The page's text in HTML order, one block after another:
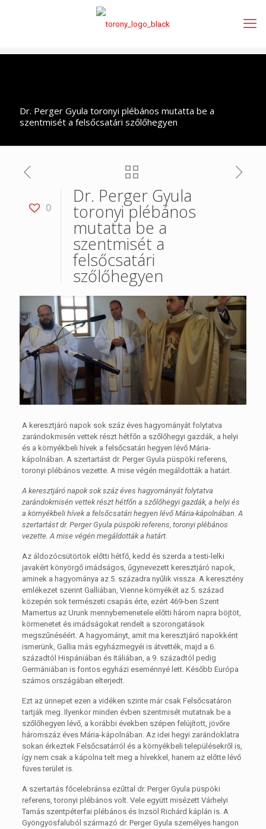
Dr. Perger Gyula toronyi plébános mutatta be a
szentmisét a felsőcsatári szőlőhegyen
0
Dr. Perger Gyula
toronyi plébános
mutatta be a
szentmisét a
felsőcsatári
szőlőhegyen
A keresztjáró napok sok száz éves hagyományát folytatva
zarándokmisén vettek részt hétfőn a szőlőhegyi gazdák, a helyi
és a környékbeli hívek a felsőcsatári hegyen lévő Mária-
kápolnában. A szertartást dr. Perger Gyula püspöki referens,
toronyi plébános vezette. A mise végén megáldották a határt.
A keresztjáró napok sok száz éves hagyományát folytatva
zarándokmisén vettek részt hétfőn a szőlőhegyi gazdák, a helyi és
a környékbeli hívek a felsőcsatári hegyen lévő Mária-kápolnában. A
szertartást dr. Perger Gyula püspöki referens, toronyi plébános
vezette. A mise végén megáldották a határt.
Az áldozócsütörtök előtti hétfő, kedd és szerda a testi-lelki
javakért könyörgő imádságos, űgynevezett keresztjáró napok,
aminek a hagyománya az 5. századra nyűlik vissza. A keresztény
emlékezet szerint Galliában, Vienne környékét az 5. század
közepén sok természeti csapás érte, ezért 469-ben Szent
Mamertus az Urunk mennybemenetele előtti három napra böjtöt,
körmenetet és imádságokat rendelt a szorongatások
megszűnéséért. A hagyományt, amit ma keresztjáró napokként
ismerünk, Gallia más egyházmegyéi is átvették, majd a 6.
századtól Hispániában és Itáliában, a 9. századtól pedig
Germániában is fontos egyházi eseménnyé lett. Később Európa
számos országában elterjedt.
Ezt az ünnepet ezen a vidéken szinte már csak Felsőcsatáron
tartják meg. Ilyenkor minden évben szentmisét mutatnak be a
szőlőhegyen lévő, a korábbi években szépen felújított, jövőre
háromszáz éves Mária-kápolnában. Az idei hegyi zarándoklatra
sokan érkeztek Felsőcsatárról és a környékbeli településekről is,
így nem csak a kápolna telt meg a hívekkel, hanem az előtte lévő
füves terület is.
A szertartás főcelebránsa ezűttal dr. Perger Gyula püspöki
referens, toronyi plébános volt. Vele együtt misézett Várhelyi
Tamás szentpéterfai plébános és Inzsöl Richárd káplán is. A
Gyöngyösfaluból származó dr. Perger Gyula személyes hangon